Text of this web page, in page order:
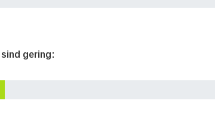
gering: